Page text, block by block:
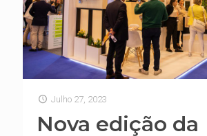
Julho 27, 2023
Nova edição da